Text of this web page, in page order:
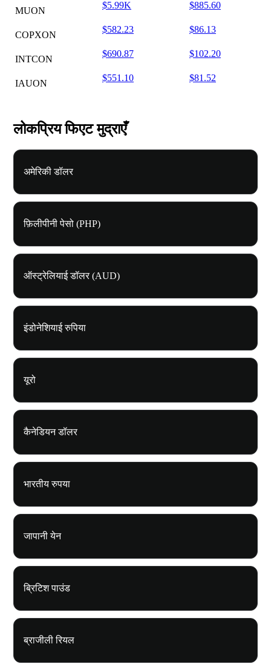
MUON
$5.99K $885.60
COPXON
$582.23 $86.13
INTCON
$690.87 $102.20
IAUON
$551.10 $81.52
लोकप्रिय फिएट मुद्राएँ
अमेरिकी डॉलर
फ़िलीपीनी पेसो (PHP)
ऑस्ट्रेलियाई डॉलर (AUD)
इंडोनेशियाई रुपिया
यूरो
कैनेडियन डॉलर
भारतीय रुपया
जापानी येन
ब्रिटिश पाउंड
ब्राजीली रियल